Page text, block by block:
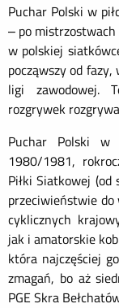
Puchar Polski w
– po
w polskiej
począwszy od
ligi zawodowej.
rozgrywek
Puchar Polski w
1980/1981,
Piłki Siatkowej
przeciwieństwie
cyklicznych
jak i amatorskie
która najczęściej
zmagań, bo aż
PGE Skra